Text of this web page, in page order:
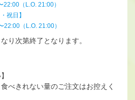
22:00（L.O. 21:00）
祝日】
22:00（L.O. 21:00）
り次第終了となります。
べきれない量のご注文はお控えく